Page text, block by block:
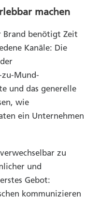
machen
Brand benötigt Zeit
Kanäle: Die
zu-Mund-
und das generelle
wie
ein Unternehmen
zu
und
Gebot:
kommunizieren